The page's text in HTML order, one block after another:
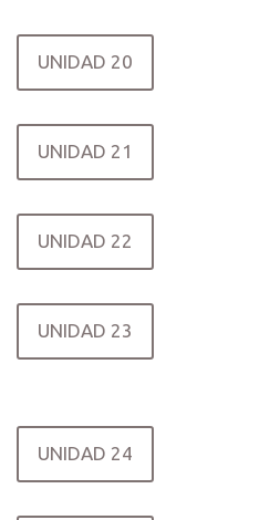
UNIDAD 20
UNIDAD 21
UNIDAD 22
UNIDAD 23
UNIDAD 24